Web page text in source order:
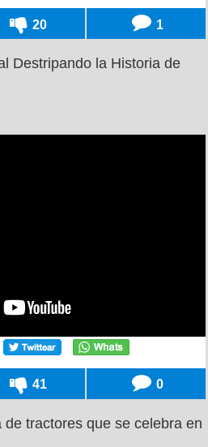
20 1
Destripando la Historia de
41 0
tractores que se celebra en